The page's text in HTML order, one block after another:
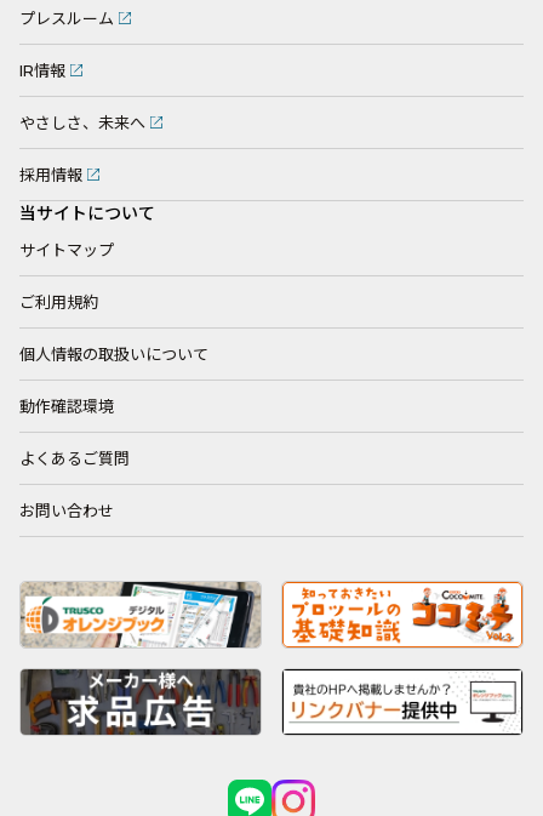
プレスルーム
IR情報
やさしさ、未来へ
採用情報
当サイトについて
サイトマップ
ご利用規約
個人情報の取扱いについて
動作確認環境
よくあるご質問
お問い合わせ